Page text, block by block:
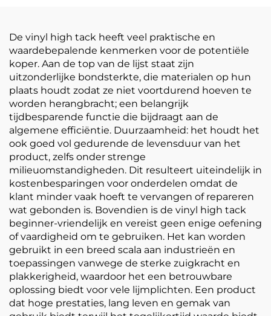
De vinyl high tack heeft veel praktische en
waardebepalende kenmerken voor de potentiële
koper. Aan de top van de lijst staat zijn
uitzonderlijke bondsterkte, die materialen op hun
plaats houdt zodat ze niet voortdurend hoeven te
worden herangbracht; een belangrijk
tijdbesparende functie die bijdraagt aan de
algemene efficiëntie. Duurzaamheid: het houdt het
ook goed vol gedurende de levensduur van het
product, zelfs onder strenge
milieuomstandigheden. Dit resulteert uiteindelijk in
kostenbesparingen voor onderdelen omdat de
klant minder vaak hoeft te vervangen of repareren
wat gebonden is. Bovendien is de vinyl high tack
beginner-vriendelijk en vereist geen enige oefening
of vaardigheid om te gebruiken. Het kan worden
gebruikt in een breed scala aan industrieën en
toepassingen vanwege de sterke zuigkracht en
plakkerigheid, waardoor het een betrouwbare
oplossing biedt voor vele lijmplichten. Een product
dat hoge prestaties, lang leven en gemak van